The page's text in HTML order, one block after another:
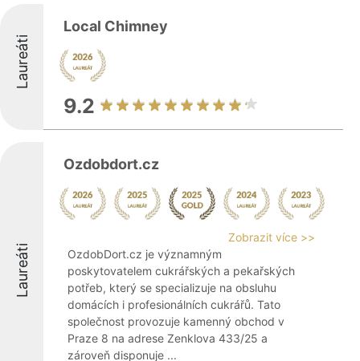
Laureáti
Local Chimney
9.2
Laureáti
Ozdobdort.cz
Zobrazit více >>
OzdobDort.cz je významným
poskytovatelem cukrářských a pekařských
potřeb, který se specializuje na obsluhu
domácích i profesionálních cukrářů. Tato
společnost provozuje kamenný obchod v
Praze 8 na adrese Zenklova 433/25 a
zároveň disponuje ...